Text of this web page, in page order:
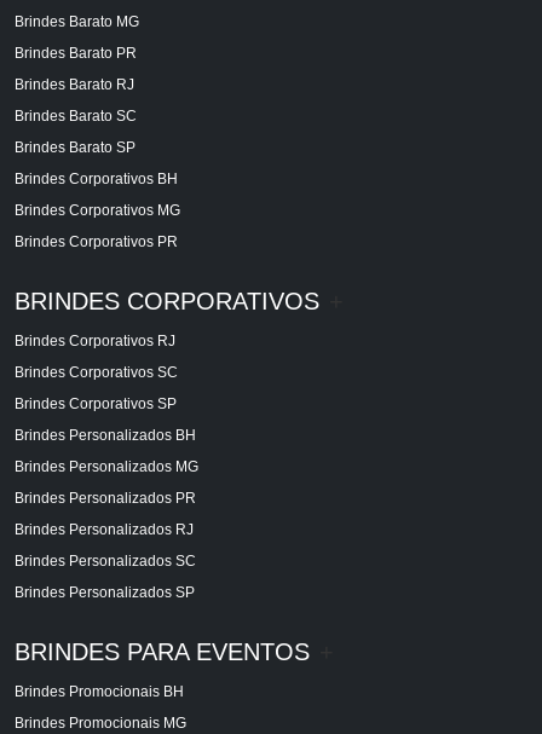
Brindes Barato MG
Brindes Barato PR
Brindes Barato RJ
Brindes Barato SC
Brindes Barato SP
Brindes Corporativos BH
Brindes Corporativos MG
Brindes Corporativos PR
BRINDES CORPORATIVOS
Brindes Corporativos RJ
Brindes Corporativos SC
Brindes Corporativos SP
Brindes Personalizados BH
Brindes Personalizados MG
Brindes Personalizados PR
Brindes Personalizados RJ
Brindes Personalizados SC
Brindes Personalizados SP
BRINDES PARA EVENTOS
Brindes Promocionais BH
Brindes Promocionais MG